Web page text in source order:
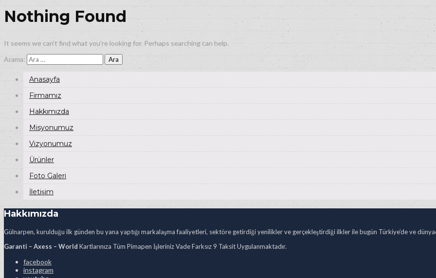
Nothing Found
It seems we can’t find what you’re looking for. Perhaps searching can help.
Arama:
Anasayfa
Firmamız
Hakkımızda
Misyonumuz
Vizyonumuz
Ürünler
Foto Galeri
İletişim
Hakkımızda
Gülnarpen, kurulduğu ilk günden bu yana yaptığı markalaşma faaliyetleri, sektöre getirdiği yenilikler ve gerçekleştirdiği ilkler ile bugün Türkiye’de ve
Garanti – Axess – World Kartlarınıza Tüm Pimapen İşleriniz Vade Farksız 9 Taksit Uygulanmaktadır.
facebook
instagram